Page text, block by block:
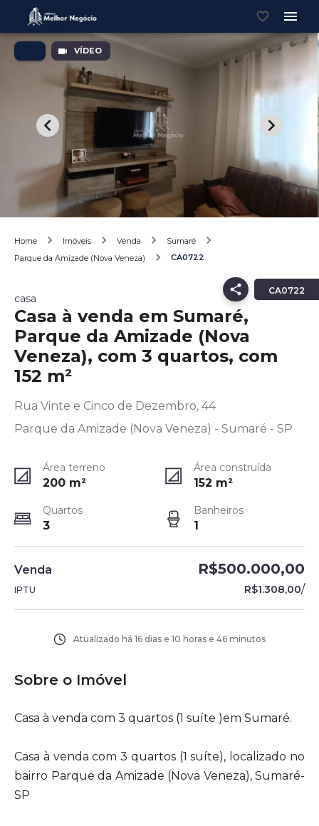
VÍDEO
Home Imóveis Venda
Sumaré
Parque da Amizade (Nova Veneza)
CA0722
CA0722
casa
Casa à venda em Sumaré,
Parque da Amizade (Nova
Veneza), com 3 quartos, com
152 m²
Rua Vinte e Cinco de Dezembro, 44
Parque da Amizade (Nova Veneza) - Sumaré - SP
Área terreno
200 m²
Área construída
152 m²
Quartos
3
Banheiros
1
Venda R$500.000,00
IPTU R$1.308,00/
Atualizado há 16 dias e 10 horas e 46 minutos
Sobre o Imóvel
Casa à venda com 3 quartos (1 suíte )em Sumaré.
Casa à venda com 3 quartos (1 suíte), localizado no
bairro Parque da Amizade (Nova Veneza), Sumaré-
SP